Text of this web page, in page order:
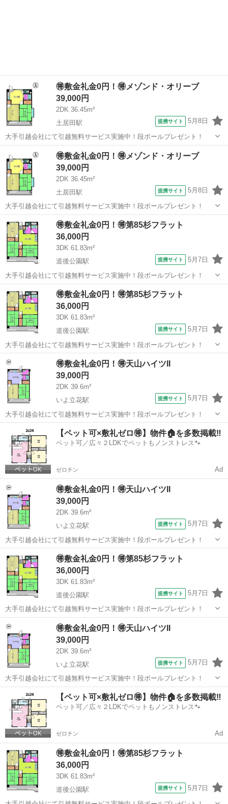
🉐敷金礼金0円！🉐メゾンド・オリーブ
39,000円
2DK 36.45m²
土居田駅
提携サイト 5月8日
大手引越会社にて引越無料サービス実施中！段ボールプレゼント！
松山市 土居田駅 シェアハウス
🉐敷金礼金0円！🉐メゾンド・オリーブ
39,000円
2DK 36.45m²
土居田駅
提携サイト 5月8日
大手引越会社にて引越無料サービス実施中！段ボールプレゼント！
愛媛 松山市 土居田駅 シェアハウス
🉐敷金礼金0円！🉐第85杉フラット
36,000円
3DK 61.83m²
道後公園駅
提携サイト 5月7日
大手引越会社にて引越無料サービス実施中！段ボールプレゼント！
道後公園駅 シェアハウス
🉐敷金礼金0円！🉐第85杉フラット
36,000円
3DK 61.83m²
道後公園駅
提携サイト 5月7日
大手引越会社にて引越無料サービス実施中！段ボールプレゼント！
愛媛 道後公園駅 シェアハウス
🉐敷金礼金0円！🉐天山ハイツII
39,000円
2DK 39.6m²
いよ立花駅
提携サイト 5月7日
大手引越会社にて引越無料サービス実施中！段ボールプレゼント！
いよ立花駅 シェアハウス
【ペット可×敷礼ゼロ🉐】物件🏠を多数掲載‼️
ペット可／広々２LDKでペットもノンストレス🐾
ゼロチン Ad
🉐敷金礼金0円！🉐天山ハイツII
39,000円
2DK 39.6m²
いよ立花駅
提携サイト 5月7日
大手引越会社にて引越無料サービス実施中！段ボールプレゼント！
いよ立花駅 シェアハウス
🉐敷金礼金0円！🉐第85杉フラット
36,000円
3DK 61.83m²
道後公園駅
提携サイト 5月7日
大手引越会社にて引越無料サービス実施中！段ボールプレゼント！
愛媛 道後公園駅 シェアハウス
🉐敷金礼金0円！🉐天山ハイツII
39,000円
2DK 39.6m²
いよ立花駅
提携サイト 5月7日
大手引越会社にて引越無料サービス実施中！段ボールプレゼント！
いよ立花駅 シェアハウス
【ペット可×敷礼ゼロ🉐】物件🏠を多数掲載‼️
ペット可／広々２LDKでペットもノンストレス🐾
ゼロチン Ad
🉐敷金礼金0円！🉐第85杉フラット
36,000円
3DK 61.83m²
道後公園駅
提携サイト 5月7日